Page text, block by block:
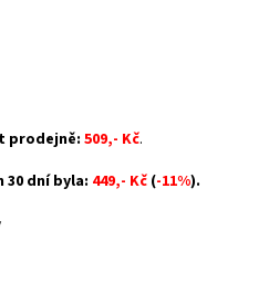
prodejně: 509,- Kč.
30 dní byla: 449,- Kč (-11%).